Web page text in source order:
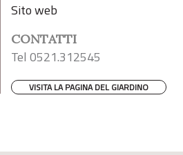
Sito web
CONTATTI
Tel 0521.312545
VISITA LA PAGINA DEL GIARDINO